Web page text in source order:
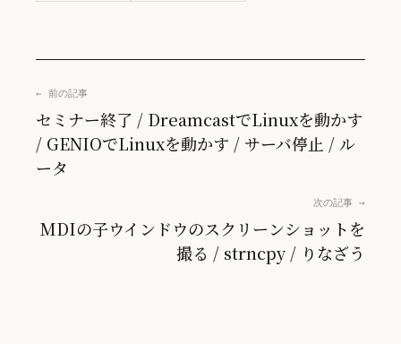
← 前の記事
セミナー終了 / DreamcastでLinuxを動かす
/ GENIOでLinuxを動かす / サーバ停止 / ル
ータ
次の記事 →
MDIの子ウインドウのスクリーンショットを
撮る / strncpy / りなざう